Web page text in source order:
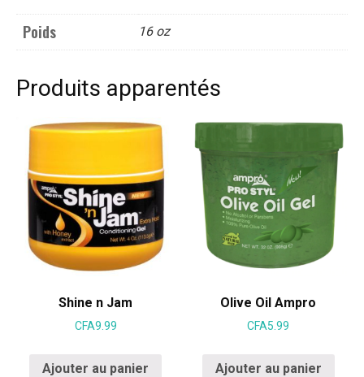
Poids 16 oz
Produits apparentés
Shine n Jam
CFA9.99
Ajouter au panier
Olive Oil Ampro
CFA5.99
Ajouter au panier